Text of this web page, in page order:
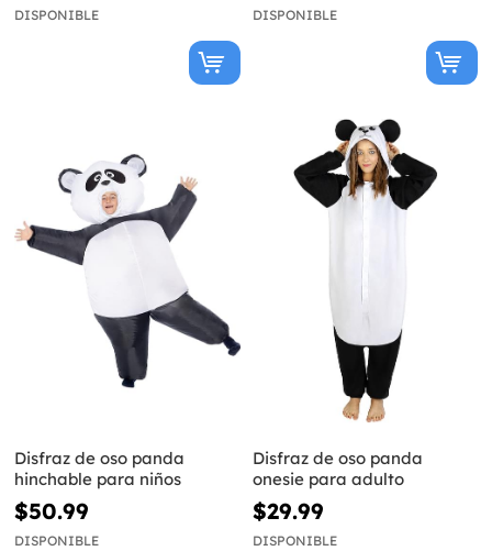
DISPONIBLE DISPONIBLE
Disfraz de oso panda
hinchable para niños
$50.99
DISPONIBLE
Disfraz de oso panda
onesie para adulto
$29.99
DISPONIBLE